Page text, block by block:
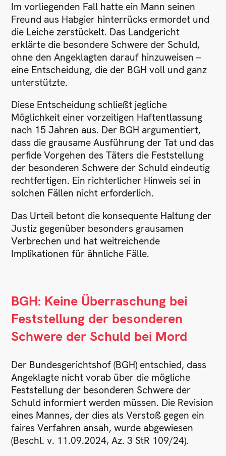
Im vorliegenden Fall hatte ein Mann seinen
Freund aus Habgier hinterrücks ermordet und
die Leiche zerstückelt. Das Landgericht
erklärte die besondere Schwere der Schuld,
ohne den Angeklagten darauf hinzuweisen –
eine Entscheidung, die der BGH voll und ganz
unterstützte.
Diese Entscheidung schließt jegliche
Möglichkeit einer vorzeitigen Haftentlassung
nach 15 Jahren aus. Der BGH argumentiert,
dass die grausame Ausführung der Tat und das
perfide Vorgehen des Täters die Feststellung
der besonderen Schwere der Schuld eindeutig
rechtfertigen. Ein richterlicher Hinweis sei in
solchen Fällen nicht erforderlich.
Das Urteil betont die konsequente Haltung der
Justiz gegenüber besonders grausamen
Verbrechen und hat weitreichende
Implikationen für ähnliche Fälle.
BGH: Keine Überraschung bei
Feststellung der besonderen
Schwere der Schuld bei Mord
Der Bundesgerichtshof (BGH) entschied, dass
Angeklagte nicht vorab über die mögliche
Feststellung der besonderen Schwere der
Schuld informiert werden müssen. Die Revision
eines Mannes, der dies als Verstoß gegen ein
faires Verfahren ansah, wurde abgewiesen
(Beschl. v. 11.09.2024, Az. 3 StR 109/24).